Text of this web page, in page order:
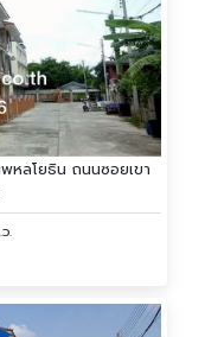
หลโยธิน ถนนซอยเขา
.